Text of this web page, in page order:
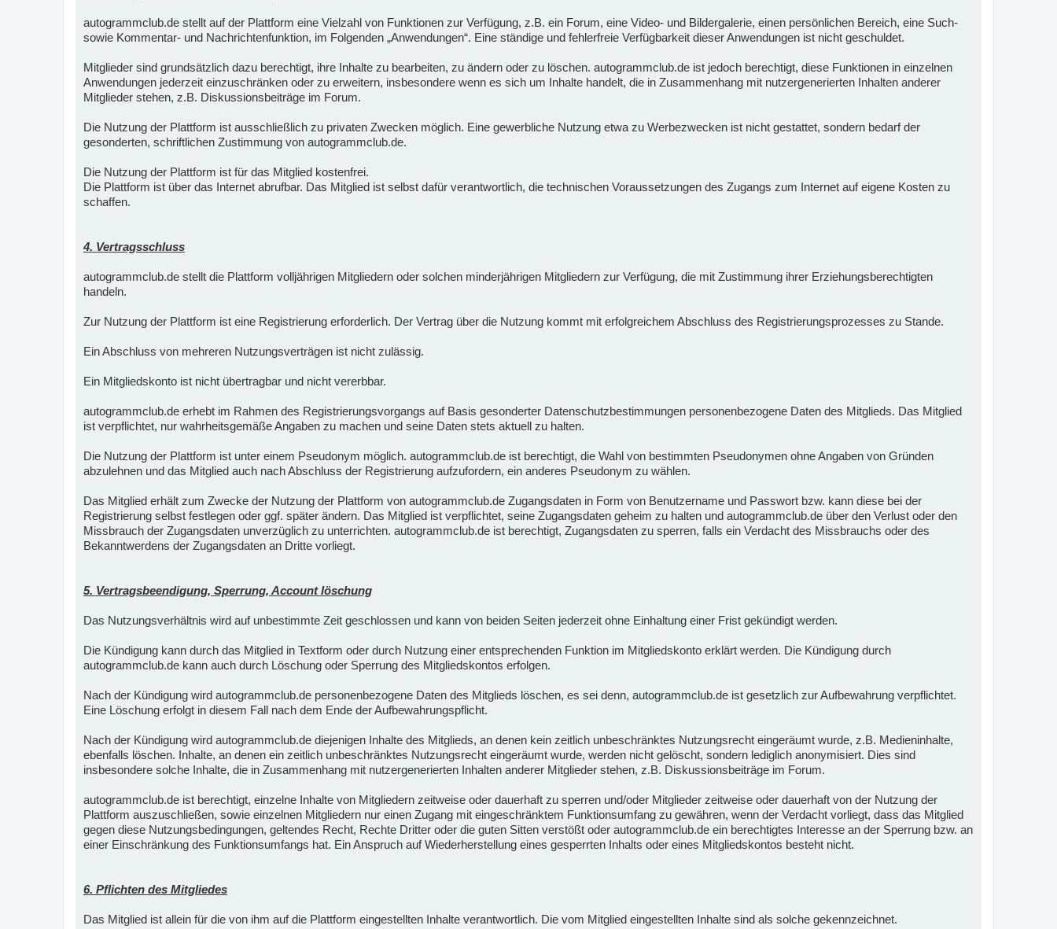
autogrammclub.de stellt auf der Plattform eine Vielzahl von Funktionen zur Verfügung, z.B. ein Forum, eine Video- und Bildergalerie, einen persönlichen Bereich, eine Such-
sowie Kommentar- und Nachrichtenfunktion, im Folgenden „Anwendungen“. Eine ständige und fehlerfreie Verfügbarkeit dieser Anwendungen ist nicht geschuldet.
Mitglieder sind grundsätzlich dazu berechtigt, ihre Inhalte zu bearbeiten, zu ändern oder zu löschen. autogrammclub.de ist jedoch berechtigt, diese Funktionen in einzelnen
Anwendungen jederzeit einzuschränken oder zu erweitern, insbesondere wenn es sich um Inhalte handelt, die in Zusammenhang mit nutzergenerierten Inhalten anderer
Mitglieder stehen, z.B. Diskussionsbeiträge im Forum.
Die Nutzung der Plattform ist ausschließlich zu privaten Zwecken möglich. Eine gewerbliche Nutzung etwa zu Werbezwecken ist nicht gestattet, sondern bedarf der
gesonderten, schriftlichen Zustimmung von autogrammclub.de.
Die Nutzung der Plattform ist für das Mitglied kostenfrei.
Die Plattform ist über das Internet abrufbar. Das Mitglied ist selbst dafür verantwortlich, die technischen Voraussetzungen des Zugangs zum Internet auf eigene Kosten zu
schaffen.
4. Vertragsschluss
autogrammclub.de stellt die Plattform volljährigen Mitgliedern oder solchen minderjährigen Mitgliedern zur Verfügung, die mit Zustimmung ihrer Erziehungsberechtigten
handeln.
Zur Nutzung der Plattform ist eine Registrierung erforderlich. Der Vertrag über die Nutzung kommt mit erfolgreichem Abschluss des Registrierungsprozesses zu Stande.
Ein Abschluss von mehreren Nutzungsverträgen ist nicht zulässig.
Ein Mitgliedskonto ist nicht übertragbar und nicht vererbbar.
autogrammclub.de erhebt im Rahmen des Registrierungsvorgangs auf Basis gesonderter Datenschutzbestimmungen personenbezogene Daten des Mitglieds. Das Mitglied
ist verpflichtet, nur wahrheitsgemäße Angaben zu machen und seine Daten stets aktuell zu halten.
Die Nutzung der Plattform ist unter einem Pseudonym möglich. autogrammclub.de ist berechtigt, die Wahl von bestimmten Pseudonymen ohne Angaben von Gründen
abzulehnen und das Mitglied auch nach Abschluss der Registrierung aufzufordern, ein anderes Pseudonym zu wählen.
Das Mitglied erhält zum Zwecke der Nutzung der Plattform von autogrammclub.de Zugangsdaten in Form von Benutzername und Passwort bzw. kann diese bei der
Registrierung selbst festlegen oder ggf. später ändern. Das Mitglied ist verpflichtet, seine Zugangsdaten geheim zu halten und autogrammclub.de über den Verlust oder den
Missbrauch der Zugangsdaten unverzüglich zu unterrichten. autogrammclub.de ist berechtigt, Zugangsdaten zu sperren, falls ein Verdacht des Missbrauchs oder des
Bekanntwerdens der Zugangsdaten an Dritte vorliegt.
5. Vertragsbeendigung, Sperrung, Account löschung
Das Nutzungsverhältnis wird auf unbestimmte Zeit geschlossen und kann von beiden Seiten jederzeit ohne Einhaltung einer Frist gekündigt werden.
Die Kündigung kann durch das Mitglied in Textform oder durch Nutzung einer entsprechenden Funktion im Mitgliedskonto erklärt werden. Die Kündigung durch
autogrammclub.de kann auch durch Löschung oder Sperrung des Mitgliedskontos erfolgen.
Nach der Kündigung wird autogrammclub.de personenbezogene Daten des Mitglieds löschen, es sei denn, autogrammclub.de ist gesetzlich zur Aufbewahrung verpflichtet.
Eine Löschung erfolgt in diesem Fall nach dem Ende der Aufbewahrungspflicht.
Nach der Kündigung wird autogrammclub.de diejenigen Inhalte des Mitglieds, an denen kein zeitlich unbeschränktes Nutzungsrecht eingeräumt wurde, z.B. Medieninhalte,
ebenfalls löschen. Inhalte, an denen ein zeitlich unbeschränktes Nutzungsrecht eingeräumt wurde, werden nicht gelöscht, sondern lediglich anonymisiert. Dies sind
insbesondere solche Inhalte, die in Zusammenhang mit nutzergenerierten Inhalten anderer Mitglieder stehen, z.B. Diskussionsbeiträge im Forum.
autogrammclub.de ist berechtigt, einzelne Inhalte von Mitgliedern zeitweise oder dauerhaft zu sperren und/oder Mitglieder zeitweise oder dauerhaft von der Nutzung der
Plattform auszuschließen, sowie einzelnen Mitgliedern nur einen Zugang mit eingeschränktem Funktionsumfang zu gewähren, wenn der Verdacht vorliegt, dass das Mitglied
gegen diese Nutzungsbedingungen, geltendes Recht, Rechte Dritter oder die guten Sitten verstößt oder autogrammclub.de ein berechtigtes Interesse an der Sperrung bzw. an
einer Einschränkung des Funktionsumfangs hat. Ein Anspruch auf Wiederherstellung eines gesperrten Inhalts oder eines Mitgliedskontos besteht nicht.
6. Pflichten des Mitgliedes
Das Mitglied ist allein für die von ihm auf die Plattform eingestellten Inhalte verantwortlich. Die vom Mitglied eingestellten Inhalte sind als solche gekennzeichnet.